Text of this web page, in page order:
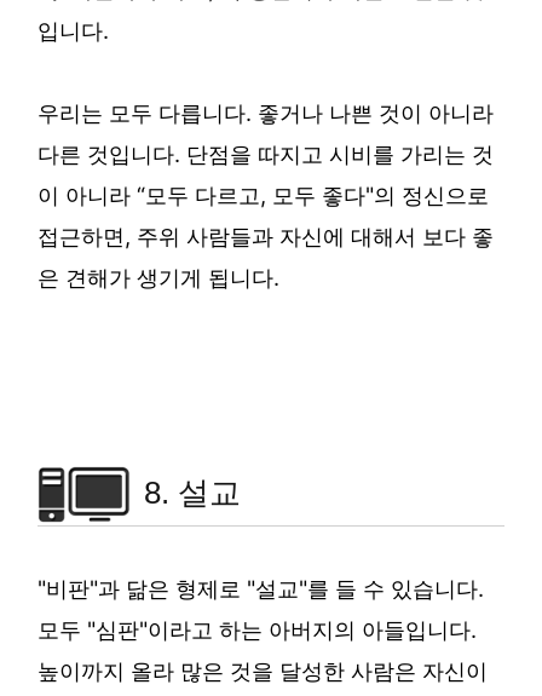
입니다.
우리는 모두 다릅니다. 좋거나 나쁜 것이 아니라
다른 것입니다. 단점을 따지고 시비를 가리는 것
이 아니라 “모두 다르고, 모두 좋다"의 정신으로
접근하면, 주위 사람들과 자신에 대해서 보다 좋
은 견해가 생기게 됩니다.
8. 설교
"비판"과 닮은 형제로 "설교"를 들 수 있습니다.
모두 "심판"이라고 하는 아버지의 아들입니다.
높이까지 올라 많은 것을 달성한 사람은 자신이